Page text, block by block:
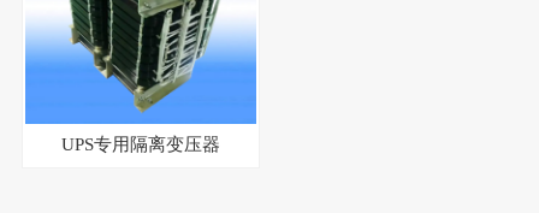
UPS专用隔离变压器